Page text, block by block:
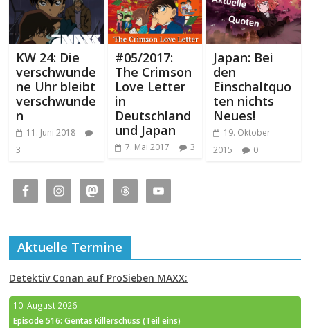
KW 24: Die
verschwunde
ne Uhr bleibt
verschwunde
n
11. Juni 2018
3
#05/2017:
The Crimson
Love Letter
in
Deutschland
und Japan
7. Mai 2017 3
Japan: Bei
den
Einschaltquo
ten nichts
Neues!
19. Oktober
2015
0
Aktuelle Termine
Detektiv Conan auf ProSieben MAXX:
10. August 2026
Episode 516: Gentas Killerschuss (Teil eins)